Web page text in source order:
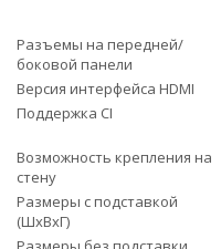
Разъемы на передней/
боковой панели
Версия интерфейса HDMI
Поддержка CI
Возможность крепления на
стену
Размеры с подставкой
(ШxВxГ)